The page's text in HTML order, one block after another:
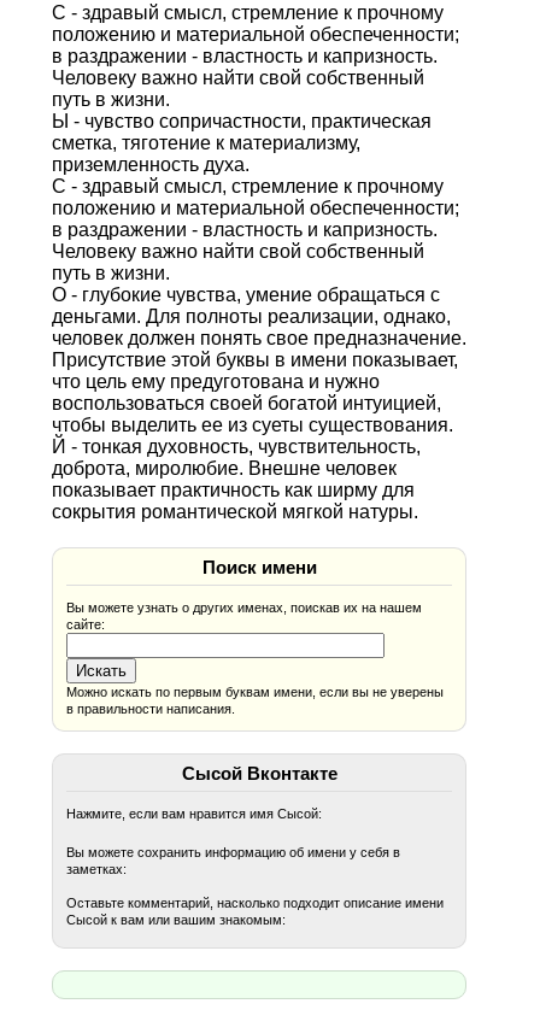
С - здравый смысл, стремление к прочному
положению и материальной обеспеченности;
в раздражении - властность и капризность.
Человеку важно найти свой собственный
путь в жизни.
Ы - чувство сопричастности, практическая
сметка, тяготение к материализму,
приземленность духа.
С - здравый смысл, стремление к прочному
положению и материальной обеспеченности;
в раздражении - властность и капризность.
Человеку важно найти свой собственный
путь в жизни.
О - глубокие чувства, умение обращаться с
деньгами. Для полноты реализации, однако,
человек должен понять свое предназначение.
Присутствие этой буквы в имени показывает,
что цель ему предуготована и нужно
воспользоваться своей богатой интуицией,
чтобы выделить ее из суеты существования.
Й - тонкая духовность, чувствительность,
доброта, миролюбие. Внешне человек
показывает практичность как ширму для
сокрытия романтической мягкой натуры.
Поиск имени
Вы можете узнать о других именах, поискав их на нашем
сайте:
Можно искать по первым буквам имени, если вы не уверены
в правильности написания.
Сысой Вконтакте
Нажмите, если вам нравится имя Сысой:
Вы можете сохранить информацию об имени у себя в
заметках:
Оставьте комментарий, насколько подходит описание имени
Сысой к вам или вашим знакомым: